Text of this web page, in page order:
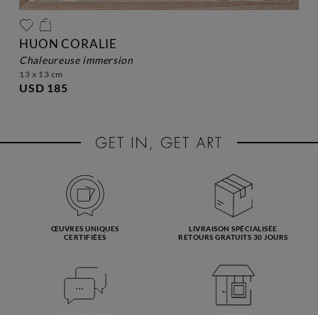
HUON CORALIE
chaleureuse immersion
13 x 13 cm
USD 185
ŒUVRES UNIQUES
CERTIFIÉES
LIVRAISON SPÉCIALISÉE
RETOURS GRATUITS 30 JOURS